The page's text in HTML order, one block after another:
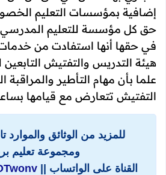
إضافية بمؤسسات التعليم
حق كل مؤسسة للتعليم
في حقها أنها استفادت من
هيئة التدريس والتفتيش التابعين
علما بأن مهام التأطير والمراقبة
التفتيش تتعارض مع قيامها
للمزيد من الوثائق والموارد
ومجموعة تعليم
القناة على الواتساب ||